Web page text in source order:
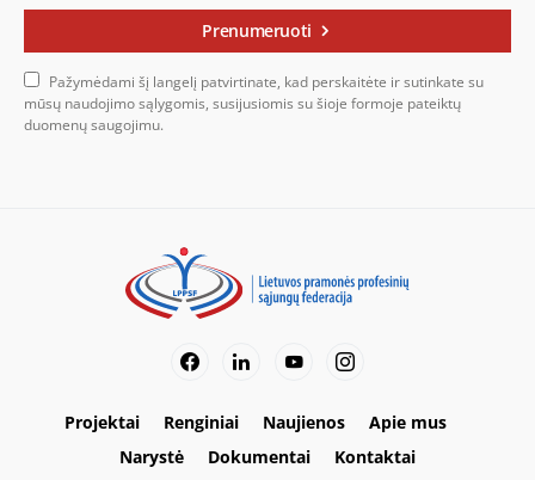
Prenumeruoti
Pažymėdami šį langelį patvirtinate, kad perskaitėte ir sutinkate su
mūsų naudojimo sąlygomis, susijusiomis su šioje formoje pateiktų
duomenų saugojimu.
Projektai Renginiai Naujienos
Apie mus
Narystė
Dokumentai Kontaktai